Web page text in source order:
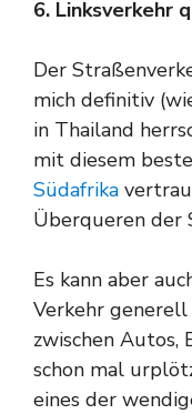
6. Linksverkehr
Der
mich definitiv
in Thailand
mit diesem
Südafrika
Überqueren der
Es kann aber
Verkehr generell
zwischen Autos,
schon mal
eines der